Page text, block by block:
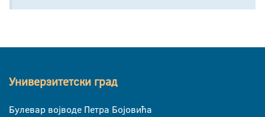
Универзитетски град
Булевар војводе Петра Бојовића